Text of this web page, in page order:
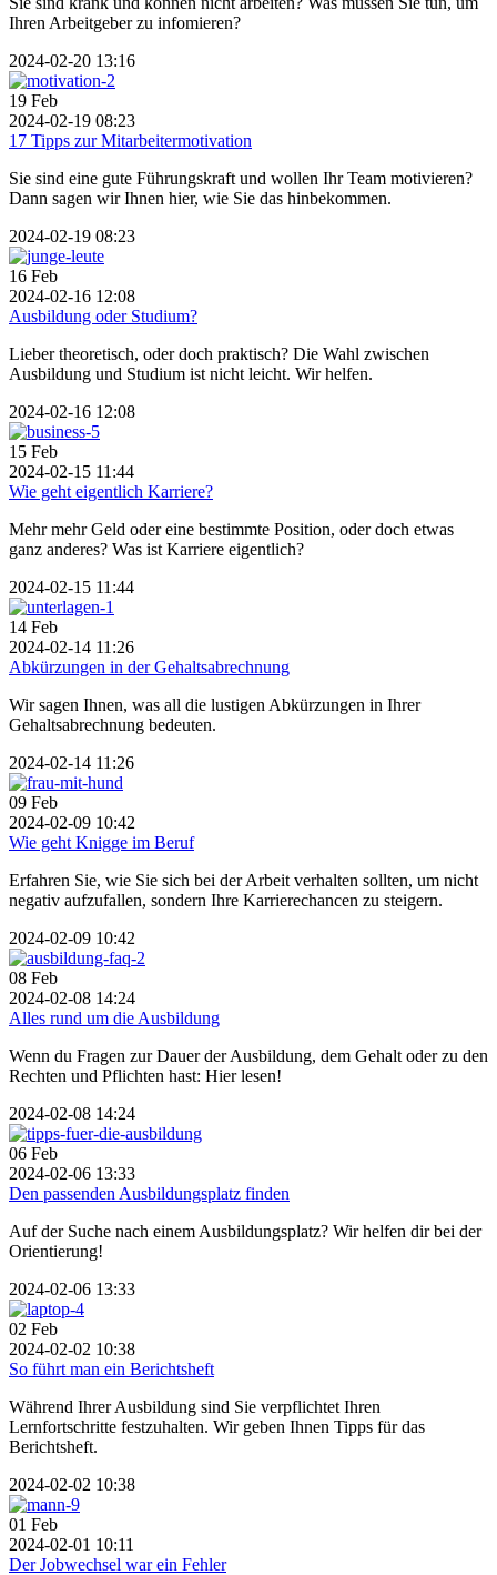
Ihren Arbeitgeber zu infomieren?
2024-02-20 13:16
19 Feb
2024-02-19 08:23
17 Tipps zur Mitarbeitermotivation
Sie sind eine gute Führungskraft und wollen Ihr Team motivieren?
Dann sagen wir Ihnen hier, wie Sie das hinbekommen.
2024-02-19 08:23
16 Feb
2024-02-16 12:08
Ausbildung oder Studium?
Lieber theoretisch, oder doch praktisch? Die Wahl zwischen
Ausbildung und Studium ist nicht leicht. Wir helfen.
2024-02-16 12:08
15 Feb
2024-02-15 11:44
Wie geht eigentlich Karriere?
Mehr mehr Geld oder eine bestimmte Position, oder doch etwas
ganz anderes? Was ist Karriere eigentlich?
2024-02-15 11:44
14 Feb
2024-02-14 11:26
Abkürzungen in der Gehaltsabrechnung
Wir sagen Ihnen, was all die lustigen Abkürzungen in Ihrer
Gehaltsabrechnung bedeuten.
2024-02-14 11:26
09 Feb
2024-02-09 10:42
Wie geht Knigge im Beruf
Erfahren Sie, wie Sie sich bei der Arbeit verhalten sollten, um nicht
negativ aufzufallen, sondern Ihre Karrierechancen zu steigern.
2024-02-09 10:42
08 Feb
2024-02-08 14:24
Alles rund um die Ausbildung
Wenn du Fragen zur Dauer der Ausbildung, dem Gehalt oder zu den
Rechten und Pflichten hast: Hier lesen!
2024-02-08 14:24
06 Feb
2024-02-06 13:33
Den passenden Ausbildungsplatz finden
Auf der Suche nach einem Ausbildungsplatz? Wir helfen dir bei der
Orientierung!
2024-02-06 13:33
02 Feb
2024-02-02 10:38
So führt man ein Berichtsheft
Während Ihrer Ausbildung sind Sie verpflichtet Ihren
Lernfortschritte festzuhalten. Wir geben Ihnen Tipps für das
Berichtsheft.
2024-02-02 10:38
01 Feb
2024-02-01 10:11
Der Jobwechsel war ein Fehler